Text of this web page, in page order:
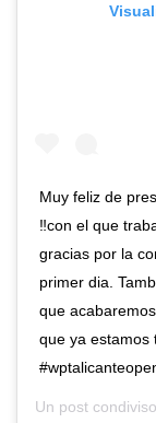
Muy feliz de
‼️con el que
gracias por la
primer dia.
que
que ya estamos
Un post